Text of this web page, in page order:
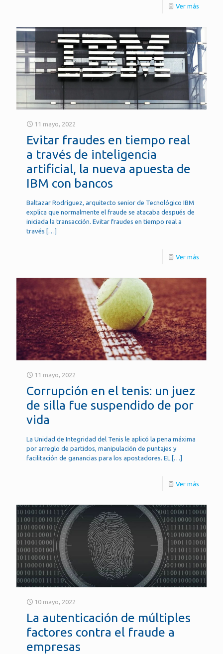
Ver más
11 mayo, 2022
Evitar fraudes en tiempo real
a través de inteligencia
artificial, la nueva apuesta de
IBM con bancos
Baltazar Rodríguez, arquitecto senior de Tecnológico IBM
explica que normalmente el fraude se atacaba después de
iniciada la transacción. Evitar fraudes en tiempo real a
través […]
Ver más
11 mayo, 2022
Corrupción en el tenis: un juez
de silla fue suspendido de por
vida
La Unidad de Integridad del Tenis le aplicó la pena máxima
por arreglo de partidos, manipulación de puntajes y
facilitación de ganancias para los apostadores. EL […]
Ver más
10 mayo, 2022
La autenticación de múltiples
factores contra el fraude a
empresas